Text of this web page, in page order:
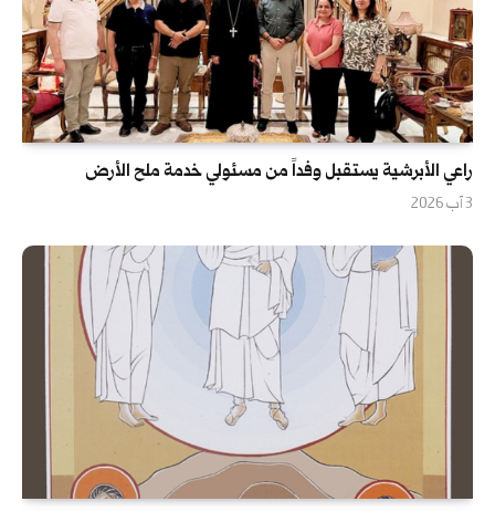
راعي الأبرشية يستقبل وفداً من مسئولي خدمة ملح الأرض
3 آب 2026